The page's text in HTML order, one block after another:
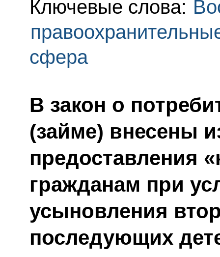
Ключевые слова:
сфера
В закон о
(займе) внесены
предоставления
гражданам при
усыновления
последующих